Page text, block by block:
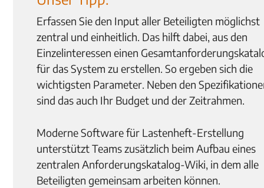
Erfassen Sie den Input aller Beteiligten möglichst
zentral und einheitlich. Das hilft dabei, aus den
Einzelinteressen einen
für das System zu erstellen. So ergeben sich die
wichtigsten Parameter. Neben den
sind das auch Ihr Budget und der Zeitrahmen.
Moderne Software für Lastenheft-Erstellung
unterstützt Teams zusätzlich beim Aufbau eines
zentralen Anforderungskatalog-Wiki, in dem alle
Beteiligten gemeinsam arbeiten können.